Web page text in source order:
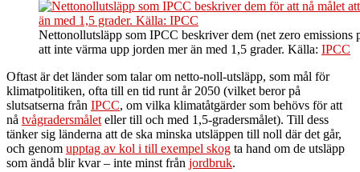
Nettonollutsläpp som IPCC beskriver dem (net zero emissions
att inte värma upp jorden mer än med 1,5 grader. Källa: IPCC
Oftast är det länder som talar om netto-noll-utsläpp, som mål för
klimatpolitiken, ofta till en tid runt år 2050 (vilket beror på
slutsatserna från IPCC, om vilka klimatåtgärder som behövs för att
nå tvågradersmålet eller till och med 1,5-gradersmålet). Till dess
tänker sig länderna att de ska minska utsläppen till noll där det går,
och genom upptag av kol i till exempel skog ta hand om de utsläpp
som ändå blir kvar – inte minst från jordbruk.